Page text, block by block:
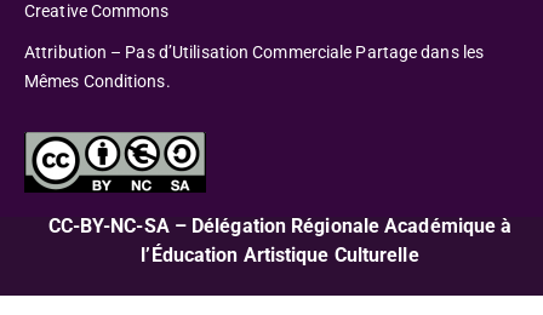
Creative Commons
Attribution – Pas d’Utilisation Commerciale Partage dans les
Mêmes Conditions.
CC-BY-NC-SA – Délégation Régionale Académique à
l’Éducation Artistique Culturelle